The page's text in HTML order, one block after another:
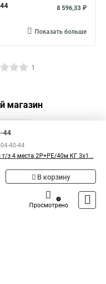
8 596,33 ₽
Показать больше
1
магазин
44
40-44
з 4 места 2Р+PЕ/40м КГ 3х1...
В корзину
Просмотрено
1